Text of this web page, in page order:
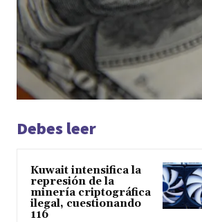
Debes leer
Kuwait intensifica la
represión de la
minería criptográfica
ilegal, cuestionando
116